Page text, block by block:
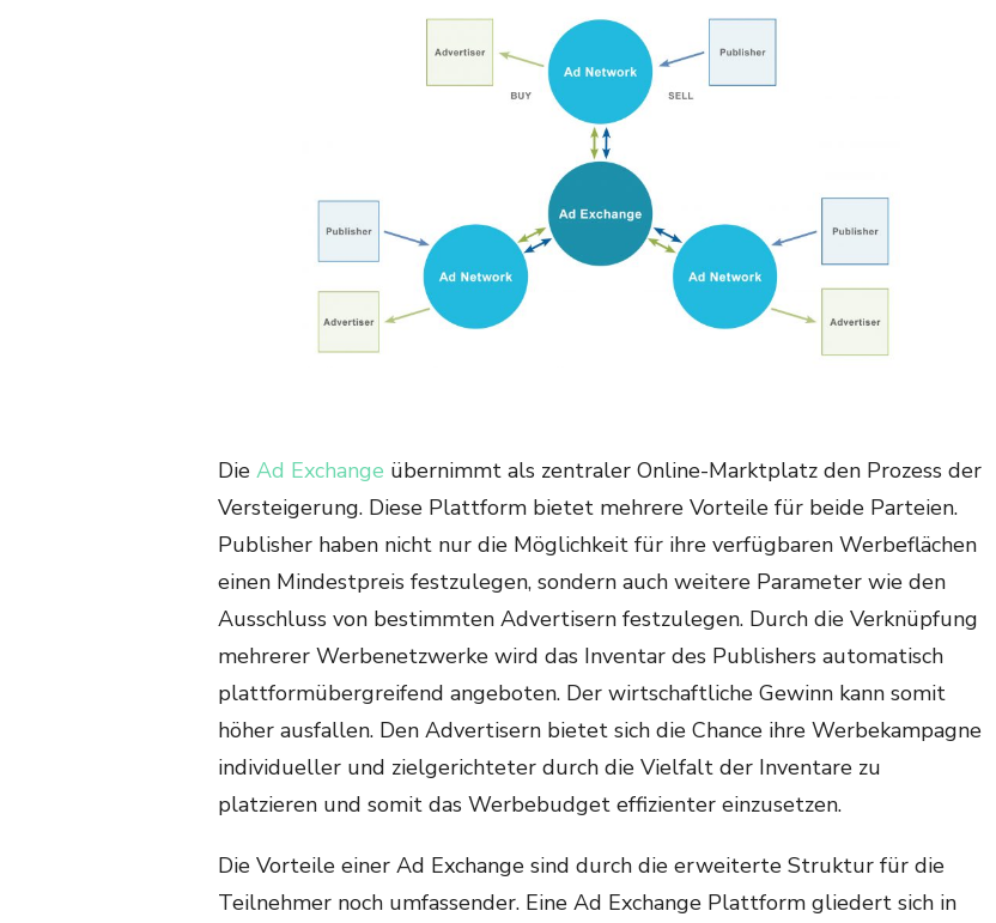
Die Ad Exchange übernimmt als zentraler Online-Marktplatz den Prozess der
Versteigerung. Diese Plattform bietet mehrere Vorteile für beide Parteien.
Publisher haben nicht nur die Möglichkeit für ihre verfügbaren Werbeflächen
einen Mindestpreis festzulegen, sondern auch weitere Parameter wie den
Ausschluss von bestimmten Advertisern festzulegen. Durch die Verknüpfung
mehrerer Werbenetzwerke wird das Inventar des Publishers automatisch
plattformübergreifend angeboten. Der wirtschaftliche Gewinn kann somit
höher ausfallen. Den Advertisern bietet sich die Chance ihre Werbekampagne
individueller und zielgerichteter durch die Vielfalt der Inventare zu
platzieren und somit das Werbebudget effizienter einzusetzen.
Die Vorteile einer Ad Exchange sind durch die erweiterte Struktur für die
Teilnehmer noch umfassender. Eine Ad Exchange Plattform gliedert sich in